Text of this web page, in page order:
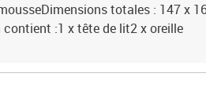
totales : 147 x
:1 x tête de lit2 x oreille